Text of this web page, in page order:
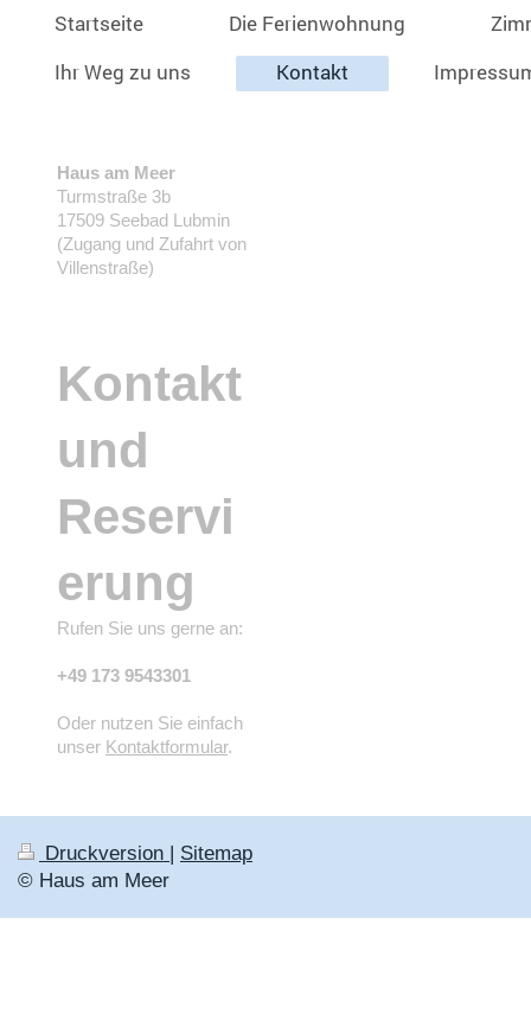
Startseite Die Ferienwohnung
Ihr Weg zu uns
Kontakt
Haus am Meer
Turmstraße 3b
17509 Seebad Lubmin
(Zugang und Zufahrt von
Villenstraße)
Kontakt
und
Reservi
erung
Rufen Sie uns gerne an:
+49 173 9543301
Oder nutzen Sie einfach
unser Kontaktformular.
Druckversion | Sitemap
© Haus am Meer